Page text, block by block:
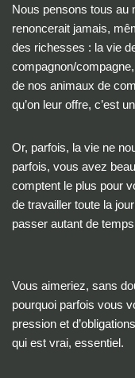
Nous pensons tous au
renoncerait jamais,
des richesses : la vie
compagnon/
de nos animaux de
qu’on leur offre, c’est
Or, parfois, la vie ne
parfois, vous avez
comptent le plus pour
de travailler toute la
passer autant de
Vous aimeriez, sans
pourquoi parfois vous
pression et
qui est vrai, essentiel.